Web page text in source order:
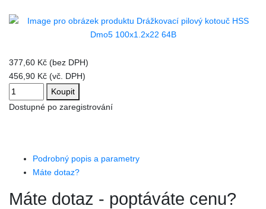
377,60 Kč (bez DPH)
456,90 Kč (vč. DPH)
Koupit
Dostupné po zaregistrování
Podrobný popis a parametry
Máte dotaz?
Máte dotaz - poptáváte cenu?